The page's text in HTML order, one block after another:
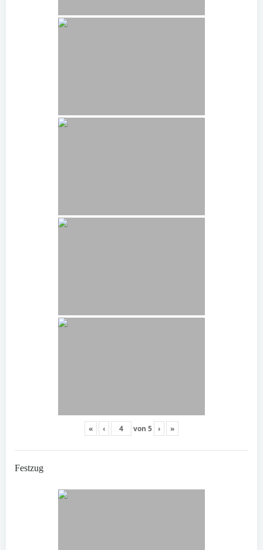
« ‹ von 5 › »
Festzug